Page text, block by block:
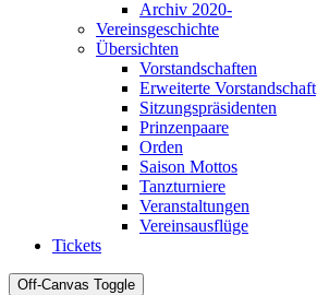
Archiv 2020-
Vereinsgeschichte
Übersichten
Vorstandschaften
Erweiterte Vorstandschaft
Sitzungspräsidenten
Prinzenpaare
Orden
Saison Mottos
Tanzturniere
Veranstaltungen
Vereinsausflüge
Tickets
Off-Canvas Toggle